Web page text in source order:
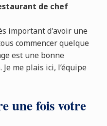
de chef
important d'avoir une
commencer quelque
est une bonne
me plais ici, l’équipe
une fois votre